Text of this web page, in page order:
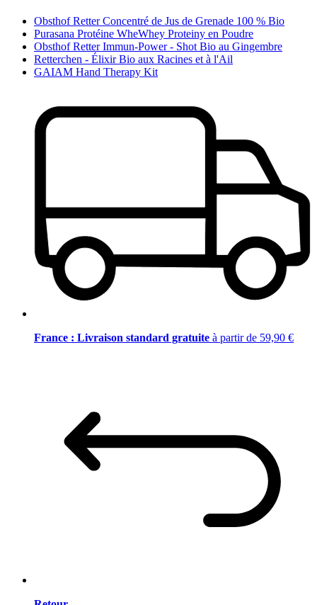
Obsthof Retter Concentré de Jus de Grenade 100 % Bio
Purasana Protéine WheWhey Proteiny en Poudre
Obsthof Retter Immun-Power - Shot Bio au Gingembre
Retterchen - Élixir Bio aux Racines et à l'Ail
GAIAM Hand Therapy Kit
France : Livraison standard gratuite à partir de 59,90 €